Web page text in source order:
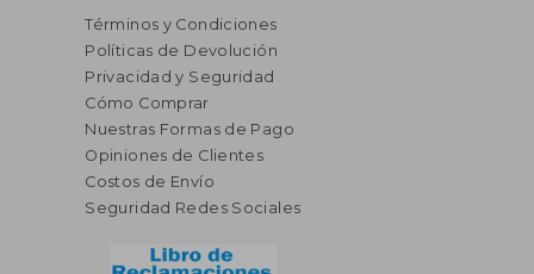
Términos y Condiciones
Políticas de Devolución
Privacidad y Seguridad
Cómo Comprar
Nuestras Formas de Pago
Opiniones de Clientes
Costos de Envío
Seguridad Redes Sociales